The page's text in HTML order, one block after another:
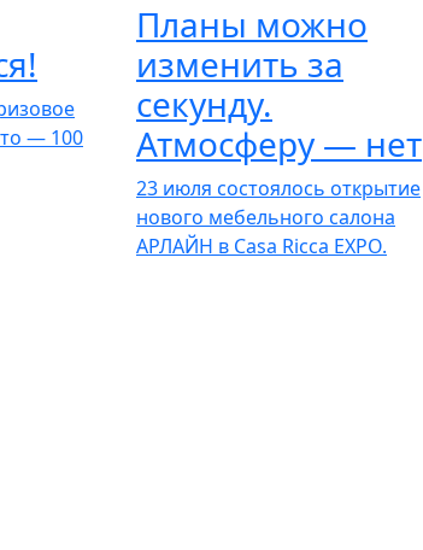
— 100
Планы можно
изменить за
секунду.
Атмосферу — нет
23 июля состоялось открытие
нового мебельного салона
АРЛАЙН в Casa Ricca EXPO.